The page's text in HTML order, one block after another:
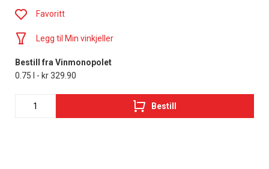
Favoritt
Legg til Min vinkjeller
Bestill fra Vinmonopolet
0.75 l - kr 329.90
Bestill